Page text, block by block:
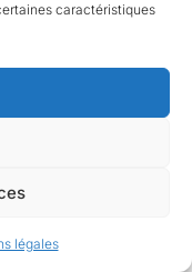
caractéristiques
légales
en contrôle
permet
rapidement une
de l’exposition
au
IEF
et aux